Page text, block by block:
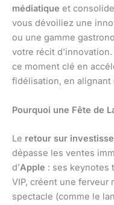
médiatique et
vous dévoiliez une
ou une gamme
votre récit
ce moment clé en
fidélisation, en alignant
Pourquoi une Fête de
Le retour sur
dépasse les ventes
d’Apple : ses keynotes
VIP, créent une ferveur
spectacle (comme le